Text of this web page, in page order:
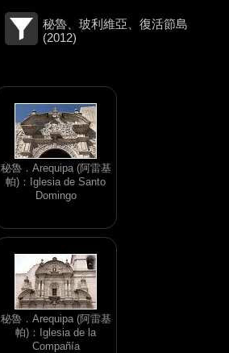
秘魯、玻利維亞、復活節島
(2012)
秘魯．Arequipa (阿雷基
帕)：Iglesia de Santo
Domingo
秘魯．Arequipa (阿雷基
帕)：Iglesia de la
Compañía